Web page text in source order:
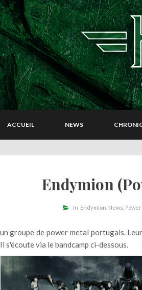
ACCUEIL NEWS
Endymion
In Endymion News
groupe de power metal portugais.
s'écoute via le bandcamp ci-dessous.